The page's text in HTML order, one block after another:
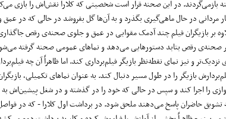
بازمی‌گردند. در این صحنه قرار است شخصیتی که کلارا نقش‌اش را بازی
مردانی در حال ماهی‌گیری بگذرد و به آن‌ها گل بفروشد در حالی که در
بر بازیگران فیلم چند آدمک مقوایی در عمق و جلوی صحنه‌ی رقص
صحنه‌ی رقص بتابد دستورهایی می‌دهد و نماهای عمومی صحنه گرفته
و نیز نمای نقطه‌نظر بازیگر فیلم‌برداری ‌کند. اما ظاهراً آن چه
بازیگر را در طول مسیر دنبال کند. به عنوان نماهای تکمیلی،
را اجرا کند و سپس در حالی که خود را در گذشته و در شغل پیشین‌اش
تشویق حاضران پاسخ می‌دهند ملحق شود. در برداشت اول کلارا - که در